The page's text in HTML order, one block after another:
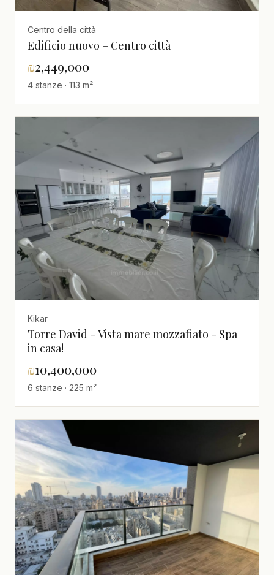
Centro della città
Edificio nuovo – Centro città
₪2,449,000
4 stanze · 113 m²
Kikar
Torre David - Vista mare mozzafiato - Spa
in casa!
₪10,400,000
6 stanze · 225 m²